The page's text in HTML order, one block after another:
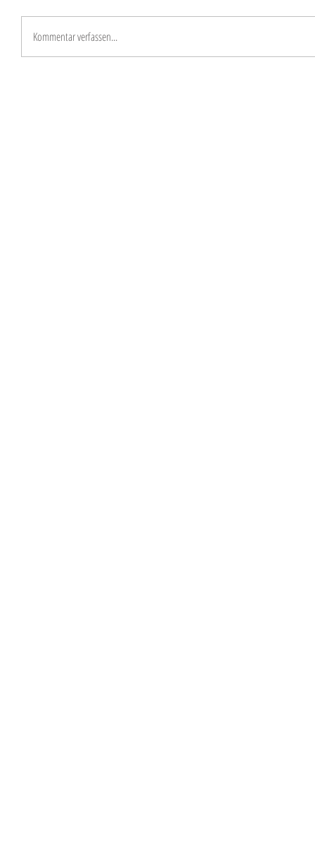
Kommentar verfassen...